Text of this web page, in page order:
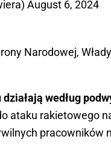
August 6, 2024
Narodowej,
według
ataku rakietowego
pracowników